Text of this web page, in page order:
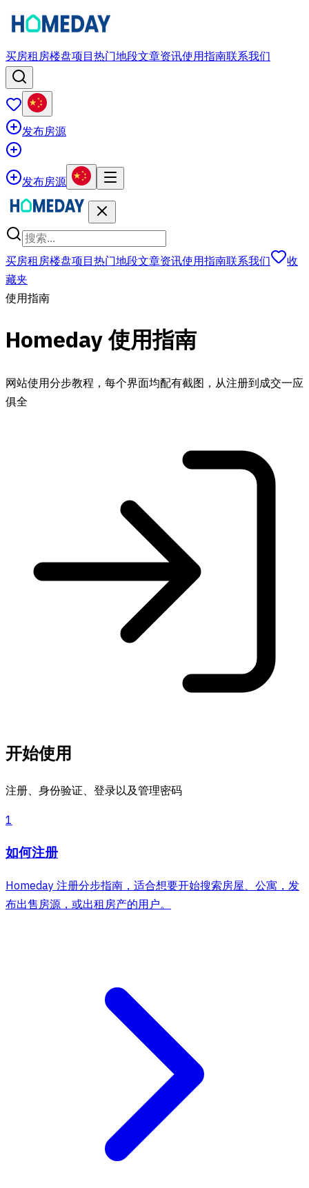
买房租房楼盘项目热门地段文章资讯使用指南联系我们
发布房源
发布房源
买房租房楼盘项目热门地段文章资讯使用指南联系我们
收
藏夹
使用指南
Homeday 使用指南
网站使用分步教程，每个界面均配有截图，从注册到成交一应
俱全
开始使用
注册、身份验证、登录以及管理密码
1
如何注册
Homeday 注册分步指南，适合想要开始搜索房屋、公寓，发
布出售房源，或出租房产的用户。